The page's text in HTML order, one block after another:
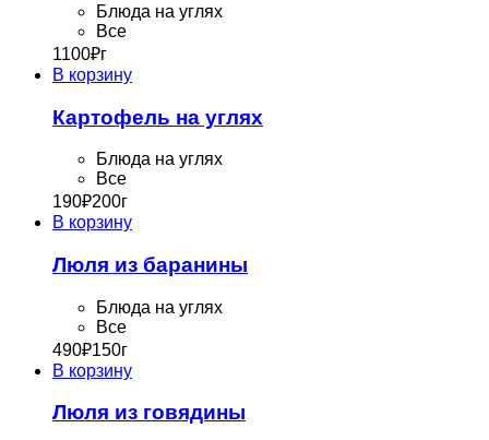
Блюда на углях
Все
1100₽г
В корзину
Картофель на углях
Блюда на углях
Все
190₽200г
В корзину
Люля из баранины
Блюда на углях
Все
490₽150г
В корзину
Люля из говядины